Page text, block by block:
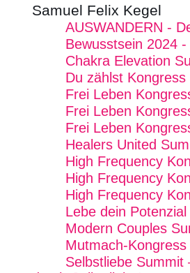
Samuel Felix Kegel
AUSWANDERN -
Bewusstsein 2024
Chakra Elevation
Du zählst Kongress
Frei Leben
Frei Leben
Frei Leben
Healers United
High Frequency
High Frequency
High Frequency
Lebe dein
Modern Couples
Mutmach-Kongress
Selbstliebe